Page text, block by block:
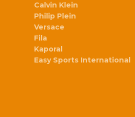
Calvin Klein
Philip Plein
Versace
Fila
Kaporal
Easy Sports International